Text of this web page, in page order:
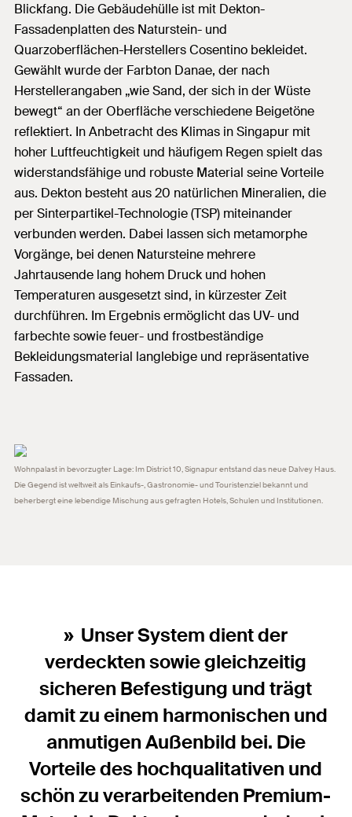
Blickfang. Die Gebäudehülle ist mit Dekton-
Fassadenplatten des Naturstein- und
Quarzoberflächen-Herstellers Cosentino bekleidet.
Gewählt wurde der Farbton Danae, der nach
Herstellerangaben „wie Sand, der sich in der Wüste
bewegt“ an der Oberfläche verschiedene Beigetöne
reflektiert. In Anbetracht des Klimas in Singapur mit
hoher Luftfeuchtigkeit und häufigem Regen spielt das
widerstandsfähige und robuste Material seine Vorteile
aus. Dekton besteht aus 20 natürlichen Mineralien, die
per Sinterpartikel-Technologie (TSP) miteinander
verbunden werden. Dabei lassen sich metamorphe
Vorgänge, bei denen Natursteine mehrere
Jahrtausende lang hohem Druck und hohen
Temperaturen ausgesetzt sind, in kürzester Zeit
durchführen. Im Ergebnis ermöglicht das UV- und
farbechte sowie feuer- und frostbeständige
Bekleidungsmaterial langlebige und repräsentative
Fassaden.
Wohnpalast in bevorzugter Lage: Im District 10, Signapur entstand das neue Dalvey Haus.
Die Gegend ist weltweit als Einkaufs-, Gastronomie- und Touristenziel bekannt und
beherbergt eine lebendige Mischung aus gefragten Hotels, Schulen und Institutionen.
Unser System dient der
verdeckten sowie gleichzeitig
sicheren Befestigung und trägt
damit zu einem harmonischen und
anmutigen Außenbild bei. Die
Vorteile des hochqualitativen und
schön zu verarbeitenden Premium-